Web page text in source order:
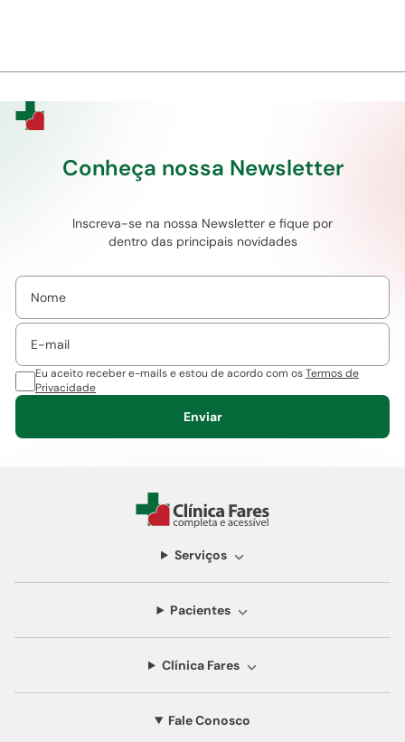
Conheça nossa Newsletter
Inscreva-se na nossa Newsletter e fique por
dentro das principais novidades
Eu aceito receber e-mails e estou de acordo com osTermos de
Privacidade
Enviar
Serviços
Pacientes
Clínica Fares
Fale Conosco